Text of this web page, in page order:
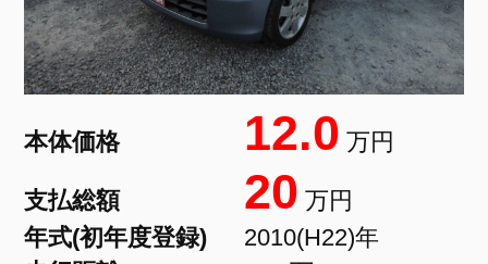
本体価格 12.0 万円
支払総額 20 万円
年式(初年度登録)
2010(H22)年